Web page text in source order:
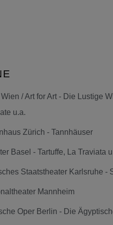
/ Art for Art - Die Lustige
u.a.
Zürich - Tannhäuser
Basel - Tartuffe, La Traviata
Staatstheater Karlsruhe -
Mannheim
Oper Berlin - Die